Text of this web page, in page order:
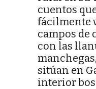
cuentos
fácilmente
campos de
con las
sitúan en
interior